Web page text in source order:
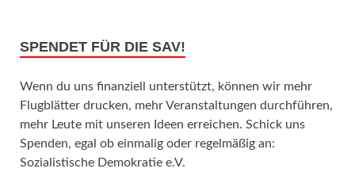
SPENDET FÜR DIE SAV!
Wenn du uns finanziell unterstützt, können wir mehr
Flugblätter drucken, mehr Veranstaltungen durchführen,
mehr Leute mit unseren Ideen erreichen. Schick uns
Spenden, egal ob einmalig oder regelmäßig an:
Sozialistische Demokratie e.V.